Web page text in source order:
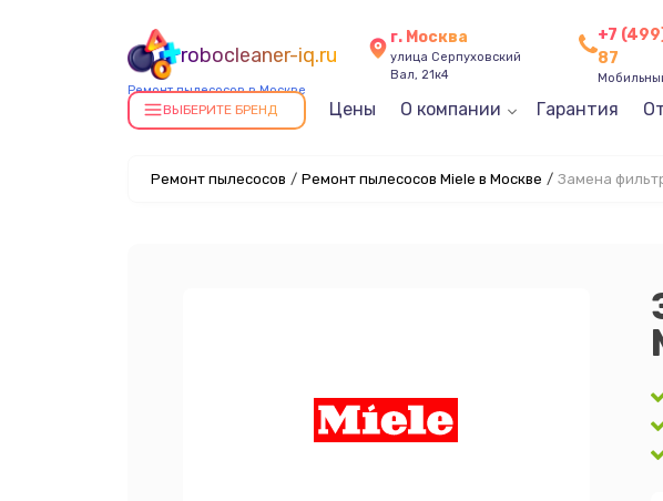
robocleaner-iq.ru
Ремонт пылесосов в Москве
г. Москва
улица Серпуховский
Вал, 21к4
+7
87
ВЫБЕРИТЕ БРЕНД Цены О компании Гарантия
Ремонт пылесосов / Ремонт пылесосов Miele в Москве / Замена